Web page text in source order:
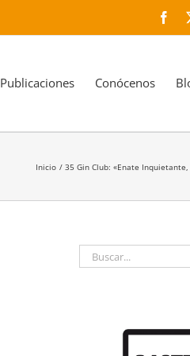
Publicaciones Conócenos
Inicio 35 Gin Club: «Enate
Buscar: